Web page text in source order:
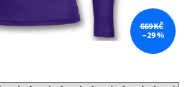
669 KČ
–29 %